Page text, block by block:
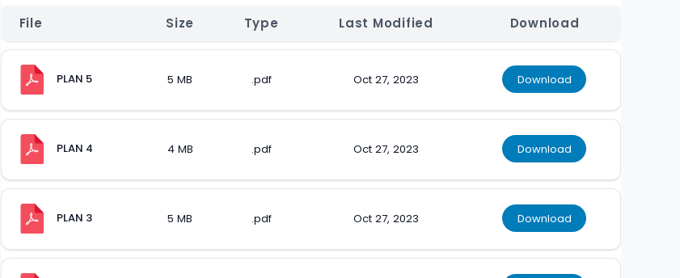
File Size Type Last Modified Download
PLAN 5 5 MB .pdf Oct 27, 2023 Download
PLAN 4 4 MB .pdf Oct 27, 2023 Download
PLAN 3 5 MB .pdf Oct 27, 2023 Download